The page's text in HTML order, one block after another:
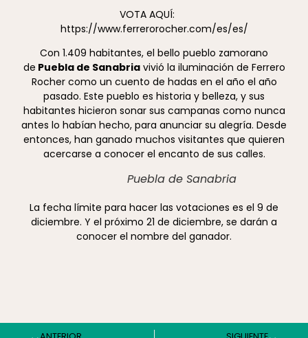
VOTA AQUÍ:
https://www.ferrerorocher.com/es/es/
Con 1.409 habitantes, el bello pueblo zamorano
de Puebla de Sanabriavivió la iluminación de Ferrero
Rocher como un cuento de hadas en el año el año
pasado. Este pueblo es historia y belleza, y sus
habitantes hicieron sonar sus campanas como nunca
antes lo habían hecho, para anunciar su alegría. Desde
entonces, han ganado muchos visitantes que quieren
acercarse a conocer el encanto de sus calles.
Puebla de Sanabria
La fecha límite para hacer las votaciones es el 9 de
diciembre. Y el próximo 21 de diciembre, se darán a
conocer el nombre del ganador.